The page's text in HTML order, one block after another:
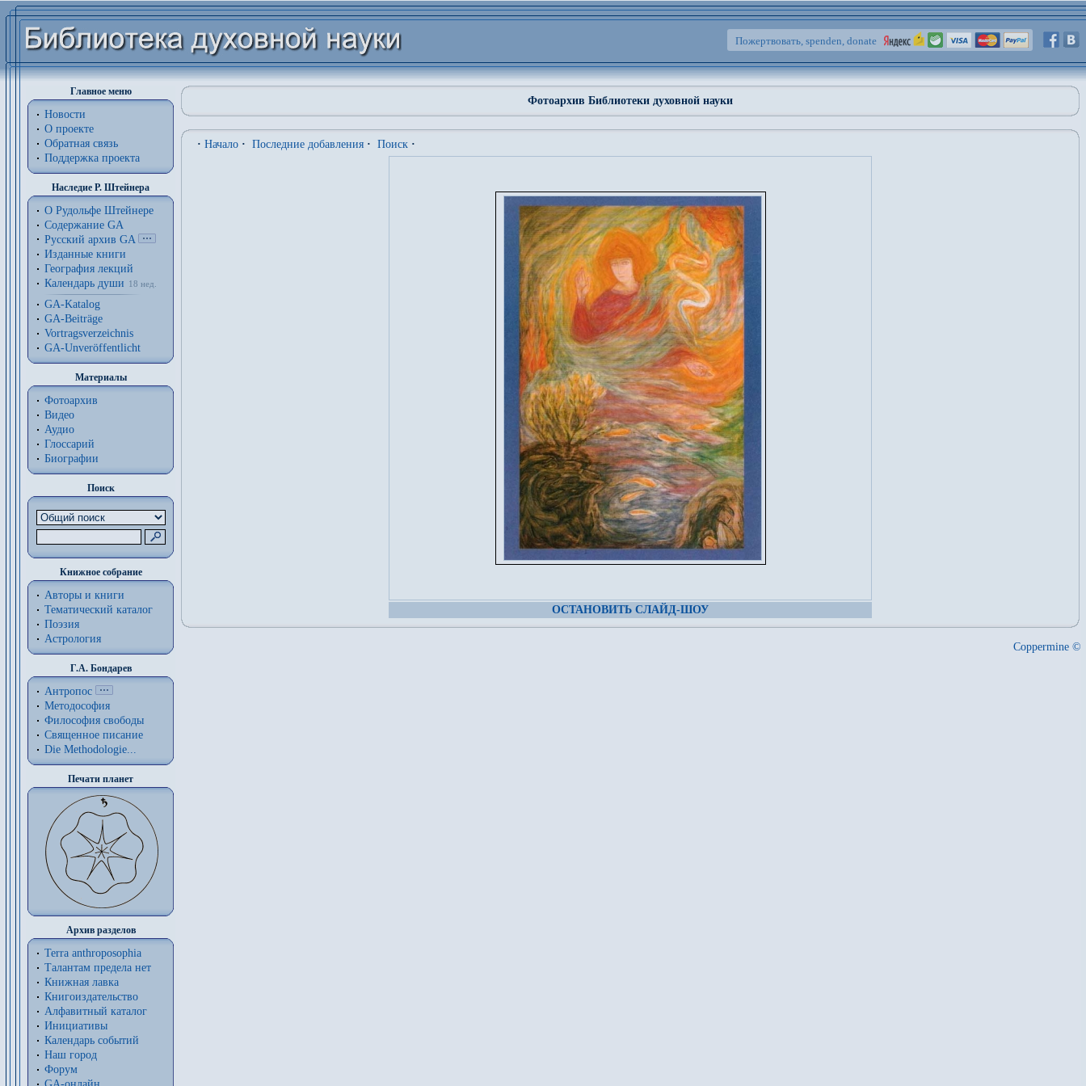
Пожертвовать, spenden, donate
Главное меню
Новости
О проекте
Обратная связь
Поддержка проекта
Наследие Р. Штейнера
О Рудольфе Штейнере
Содержание GA
Русский архив GA
Изданные книги
География лекций
Календарь души
18 нед.
GA-Katalog
GA-Beiträge
Vortragsverzeichnis
GA-Unveröffentlicht
Материалы
Фотоархив
Видео
Аудио
Глоссарий
Биографии
Поиск
Книжное собрание
Авторы и книги
Тематический каталог
Поэзия
Астрология
Г.А. Бондарев
Антропос
Методософия
Философия cвободы
Священное писание
Die Methodologie...
Печати планет
Архив разделов
Terra anthroposophia
Талантам предела нет
Книжная лавка
Книгоиздательство
Алфавитный каталог
Инициативы
Календарь событий
Наш город
Форум
Фотоархив Библиотеки духовной науки
· Начало · Последние добавления · Поиск ·
ОСТАНОВИТЬ СЛАЙД-ШОУ
Coppermine ©